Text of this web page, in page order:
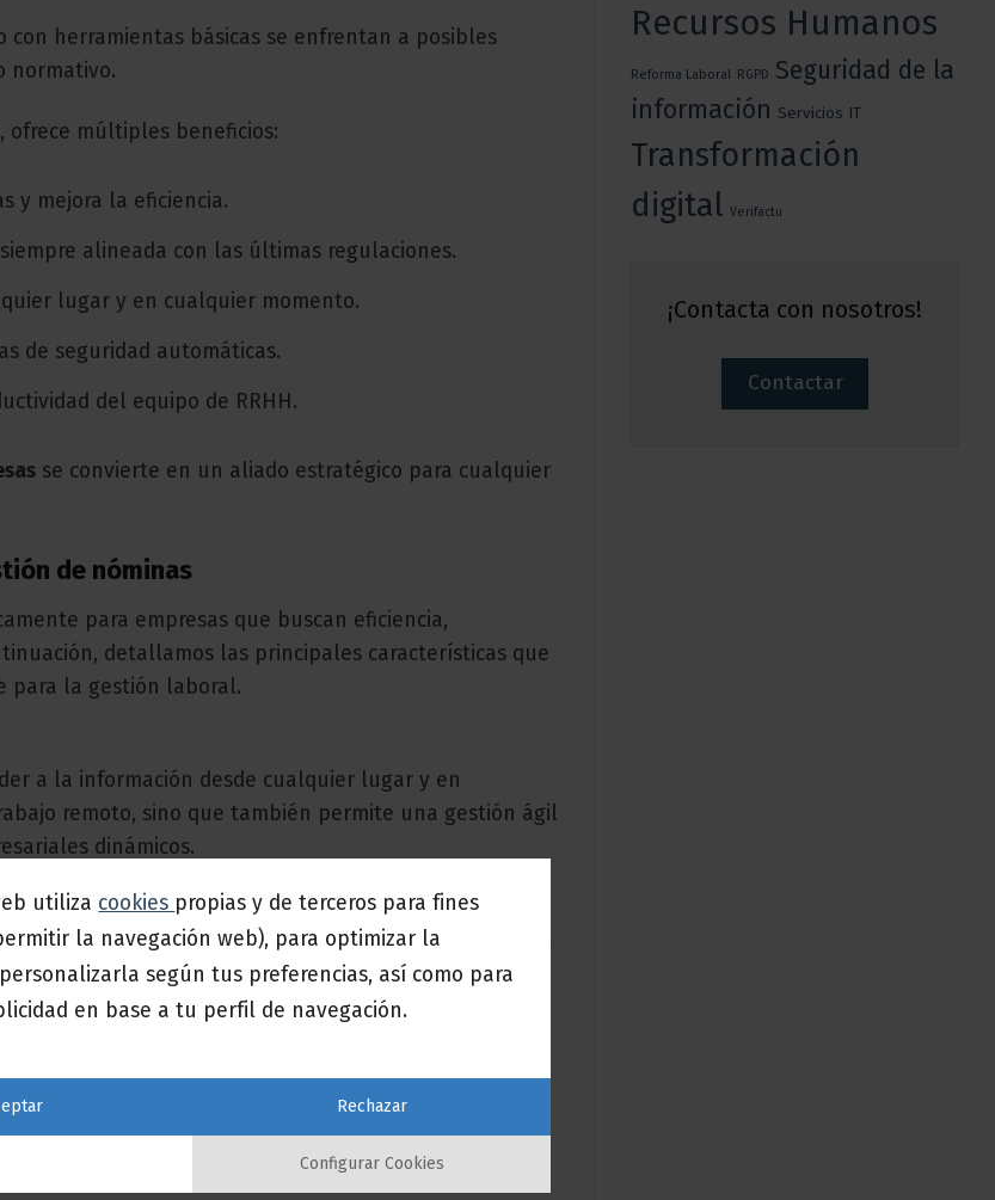
con herramientas básicas se enfrentan a posibles
normativo.
, ofrece múltiples beneficios:
y mejora la eficiencia.
alineada con las últimas regulaciones.
lugar y en cualquier momento.
de seguridad automáticas.
del equipo de RRHH.
se convierte en un aliado estratégico para cualquier
de nóminas
para empresas que buscan eficiencia,
detallamos las principales características que
para la gestión laboral.
a la información desde cualquier lugar y en
remoto, sino que también permite una gestión ágil
dinámicos.
y estar al día puede ser un desafío.a3innuva Nómina
errores y recálculos, y asegurando que tu
que el equipo de recursos humanos se concentre en
a la TGSS y el SEPE desde el propio software
Recursos Humanos
Reforma Laboral RGPD Seguridad de la
información Servicios IT
Transformación
digital Verifactu
¡Contacta con nosotros!
Contactar
utiliza cookies propias y de terceros para fines
la navegación web), para optimizar la
según tus preferencias, así como para
en base a tu perfil de navegación.
Rechazar
Configurar Cookies